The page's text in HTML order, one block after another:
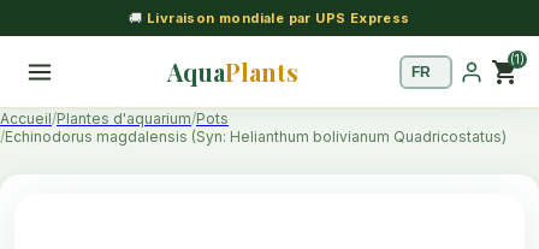
🚚 Livraison mondiale par UPS Express
AquaPlants shopping_cart(1)
Accueil Plantes d'aquarium Pots
Echinodorus magdalensis (Syn: Helianthum bolivianum Quadricostatus)